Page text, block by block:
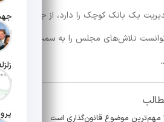
تاریخ
تاریخ
یک بانک کوچک را دارد، از جزئیات
تلاش‌های مجلس را به سمت
مهم‌ترین موضوع قانون‌گذاری است